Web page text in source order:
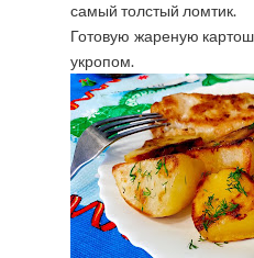
самый толстый ломтик.
Готовую жареную
укропом.